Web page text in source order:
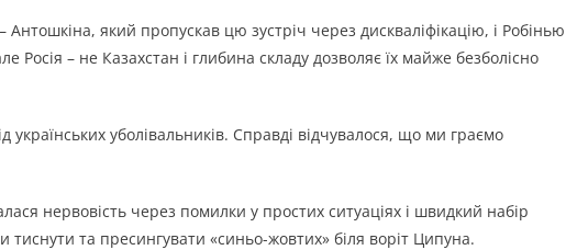
Антошкіна, який пропускав цю зустріч через дискваліфікацію, і Робінью
Росія – не Казахстан і глибина складу дозволяє їх майже безболісно
уболівальників. Справді відчувалося, що ми граємо
нервовість через помилки у простих ситуаціях і швидкий набір
та пресингувати «синьо-жовтих» біля воріт Ципуна.